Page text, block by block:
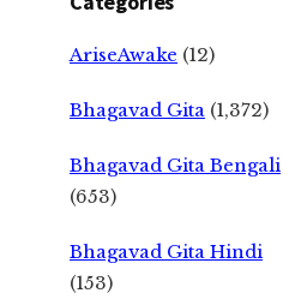
AriseAwake (12)
Bhagavad Gita (1,372)
Bhagavad Gita Bengali
(653)
Bhagavad Gita Hindi
(153)